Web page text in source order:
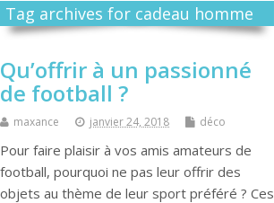
Tag archives for cadeau homme
Qu’offrir à un passionné
de football ?
maxance janvier 24, 2018 déco
Pour faire plaisir à vos amis amateurs de
football, pourquoi ne pas leur offrir des
objets au thème de leur sport préféré ? Ces